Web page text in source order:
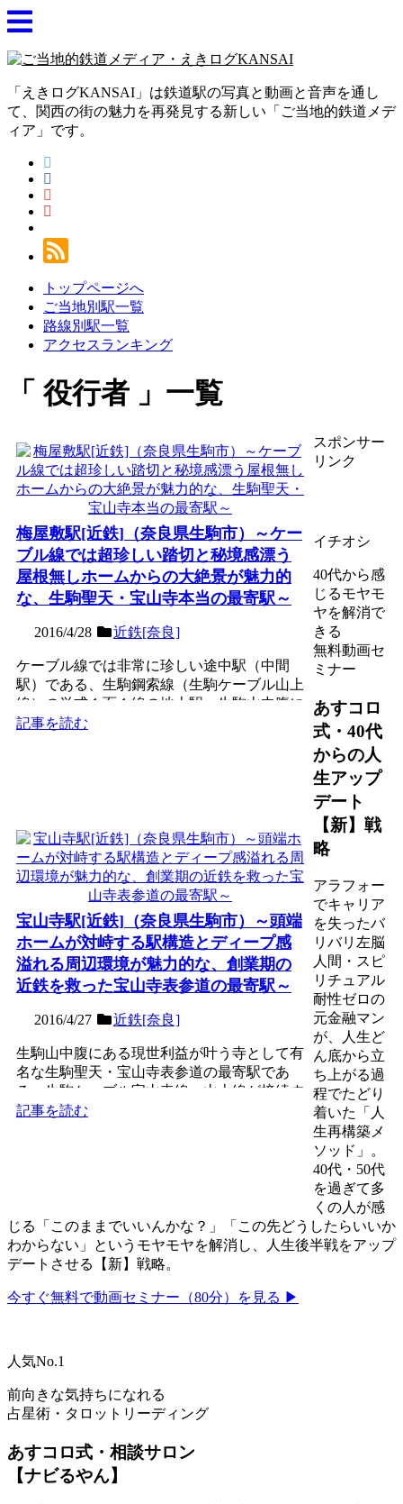
「えきログKANSAI」は鉄道駅の写真と動画と音声を通し
て、関西の街の魅力を再発見する新しい「ご当地的鉄道メデ
ィア」です。
トップページへ
ご当地別駅一覧
路線別駅一覧
アクセスランキング
役行者 一覧
梅屋敷駅[近鉄]（奈良県生駒市）～ケー
ブル線では超珍しい踏切と秘境感漂う
屋根無しホームからの大絶景が魅力的
な、生駒聖天・宝山寺本当の最寄駅～
2016/4/28 近鉄[奈良]
ケーブル線では非常に珍しい途中駅（中間
駅）である、生駒鋼索線（生駒ケーブル山上
線）の単式１面１線の地上駅。生駒山中腹に
ある現世利益が叶う寺と...
記事を読む
宝山寺駅[近鉄]（奈良県生駒市）～頭端
ホームが対峙する駅構造とディープ感
溢れる周辺環境が魅力的な、創業期の
近鉄を救った宝山寺表参道の最寄駅～
2016/4/27 近鉄[奈良]
生駒山中腹にある現世利益が叶う寺として有
名な生駒聖天・宝山寺表参道の最寄駅であ
る、生駒ケーブル宝山寺線・山上線が接続す
る５面３線の地上駅。大...
記事を読む
スポンサー
リンク
イチオシ
40代から感
じるモヤモ
ヤを解消で
きる
無料動画セ
ミナー
あすコロ
式・40代
からの人
生アップ
デート
【新】戦
略
アラフォー
でキャリア
を失ったバ
リバリ左脳
人間・スピ
リチュアル
耐性ゼロの
元金融マン
が、人生ど
ん底から立
ち上がる過
程でたどり
着いた「人
生再構築メ
ソッド」。
40代・50代
を過ぎて多
くの人が感
じる「このままでいいんかな？」「この先どうしたらいいか
わからない」というモヤモヤを解消し、人生後半戦をアップ
デートさせる【新】戦略。
今すぐ無料で動画セミナー（80分）を見る ▶
人気No.1
前向きな気持ちになれる
占星術・タロットリーディング
あすコロ式・相談サロン
【ナビるやん】